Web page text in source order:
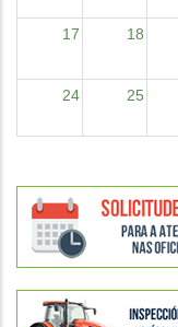
17 18
24 25